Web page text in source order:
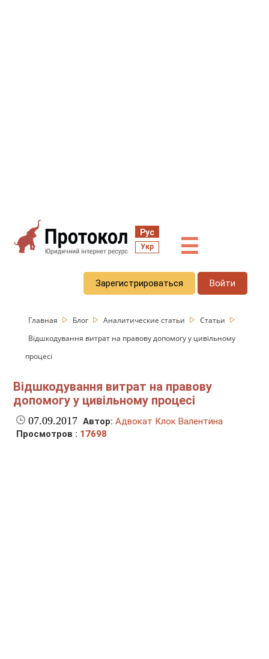
Рус
Укр ☰
Зарегистрироваться Войти
Главная Блог Аналитические статьи
Статьи
Відшкодування витрат на правову допомогу у цивільному
процесі
Відшкодування витрат на правову
допомогу у цивільному процесі
07.09.2017 Автор: Адвокат Клок Валентина
Просмотров : 17698